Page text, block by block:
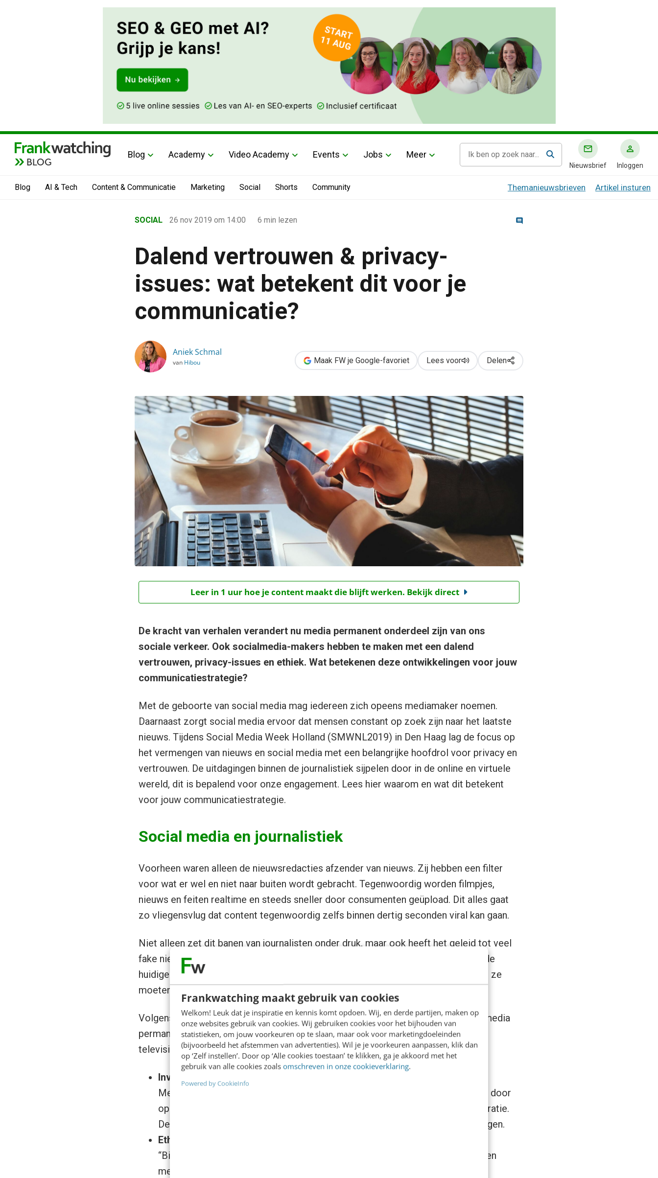
Frankwatching maakt gebruik van cookies
Welkom! Leuk dat je inspiratie en kennis komt opdoen. Wij, en derde partijen, maken op
onze websites gebruik van cookies. Wij gebruiken cookies voor het bijhouden van
statistieken, om jouw voorkeuren op te slaan, maar ook voor marketingdoeleinden
(bijvoorbeeld het afstemmen van advertenties). Wil je je voorkeuren aanpassen, klik dan
op ‘Zelf instellen’. Door op ‘Alle cookies toestaan’ te klikken, ga je akkoord met het
gebruik van alle cookies zoals omschreven in onze cookieverklaring.
Powered by CookieInfo
BLOG
Blog Academy Video Academy Events Jobs Meer
Nieuwsbrief Inloggen
Blog AI & Tech Content & Communicatie Marketing Social Shorts Community Themanieuwsbrieven Artikel insturen
›
Social
›
Dalend vertrouwen & privacy-issues: wat betekent dit voor je communicatie?
SOCIAL 26 nov 2019 om 14:00 6 min lezen
Dalend vertrouwen & privacy-
issues: wat betekent dit voor je
communicatie?
Aniek Schmal
van Hibou Maak FW je Google-favoriet Lees voor Delen
Leer in 1 uur hoe je content maakt die blijft werken. Bekijk direct
De kracht van verhalen verandert nu media permanent onderdeel zijn van ons
sociale verkeer. Ook socialmedia-makers hebben te maken met een dalend
vertrouwen, privacy-issues en ethiek. Wat betekenen deze ontwikkelingen voor jouw
communicatiestrategie?
Met de geboorte van social media mag iedereen zich opeens mediamaker noemen.
Daarnaast zorgt social media ervoor dat mensen constant op zoek zijn naar het laatste
nieuws. Tijdens Social Media Week Holland (SMWNL2019) in Den Haag lag de focus op
het vermengen van nieuws en social media met een belangrijke hoofdrol voor privacy en
vertrouwen. De uitdagingen binnen de journalistiek sijpelen door in de online en virtuele
wereld, dit is bepalend voor onze engagement. Lees hier waarom en wat dit betekent
voor jouw communicatiestrategie.
Social media en journalistiek
Voorheen waren alleen de nieuwsredacties afzender van nieuws. Zij hebben een filter
voor wat er wel en niet naar buiten wordt gebracht. Tegenwoordig worden filmpjes,
nieuws en feiten realtime en steeds sneller door consumenten geüpload. Dit alles gaat
zo vliegensvlug dat content tegenwoordig zelfs binnen dertig seconden viral kan gaan.
Niet alleen zet dit banen van journalisten onder druk, maar ook heeft het geleid tot veel
fake nieuws. Het filter en de kritische blik van een journalist zijn verdwenen! Met de
huidige content-overload vinden mensen het steeds moeilijker om te bepalen wat ze
moeten lezen. Maar vooral ook wat zij moeten geloven.
Volgens Tjeerd de Boervan Beeld en Geluid verandert de kracht van verhalen nu media
permanent onderdeel zijn van ons sociale verkeer. De vragen waar krant, radio en
televisie al jaren mee kampen gelden nu ook voor social mediamakers:
Invloed
Met invloed komt verantwoordelijkheid. In 1966 werd de Telegraaf bestormd door
opgewonden bouwvakkers, uit woede over de berichtgeving van de demonstratie.
De geschiedenis kennen is handig en om te gebruiken voor nieuwe toepassingen.
Ethiek
“Big brother is watching you”, niet alles kan en mag zomaar gedeeld worden en
mediamakers moeten rekening houden met de privacy van mensen.